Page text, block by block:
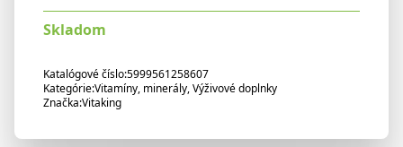
60
kapsúl
Skladom
Katalógové číslo:5999561258607
Kategórie:Vitamíny, minerály,Výživové doplnky
Značka:Vitaking